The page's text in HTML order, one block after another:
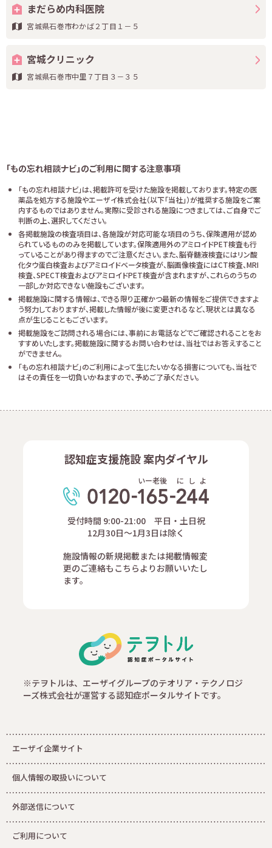
まだらめ内科医院
宮城県石巻市わかば２丁目１－５
宮城クリニック
宮城県石巻市中里７丁目３－３５
「もの忘れ相談ナビ」のご利用に関する注意事項
「もの忘れ相談ナビ」は、掲載許可を受けた施設を掲載しております。特定の医
薬品を処方する施設やエーザイ株式会社（以下「当社」）が推奨する施設をご案
内するものではありません。実際に受診される施設につきましては、ご自身でご
判断の上、選択してください。
各掲載施設の検査項目は、各施設が対応可能な項目のうち、保険適用が認め
られているもののみを掲載しています。保険適用外のアミロイドPET検査も行
っていることがあり得ますのでご注意ください。また、脳脊髄液検査にはリン酸
化タウ蛋白検査およびアミロイドベータ検査が、脳画像検査にはCT検査、MRI
検査、SPECT検査およびアミロイドPET検査が含まれますが、これらのうちの
一部しか対応できない施設もございます。
掲載施設に関する情報は、できる限り正確かつ最新の情報をご提供できますよ
う努力しておりますが、掲載した情報が後に変更されるなど、現状とは異なる
点が生じることもございます。
掲載施設をご訪問される場合には、事前にお電話などでご確認されることをお
すすめいたします。掲載施設に関するお問い合わせは、当社ではお答えすること
ができません。
「もの忘れ相談ナビ」のご利用によって生じたいかなる損害についても、当社で
はその責任を一切負いかねますので、予めご了承ください。
認知症支援施設 案内ダイヤル
いー老後 に し よ
受付時間 9:00-21:00 平日・土日祝
12月30日～1月3日は除く
施設情報の新規掲載または掲載情報変
更のご連絡もこちらよりお願いいたし
ます。
※テヲトルは、エーザイグループのテオリア・テクノロジ
ーズ株式会社が運営する認知症ポータルサイトです。
エーザイ企業サイト
個人情報の取扱いについて
外部送信について
ご利用について